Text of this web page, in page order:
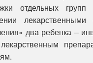
отдельных групп
два ребенка –